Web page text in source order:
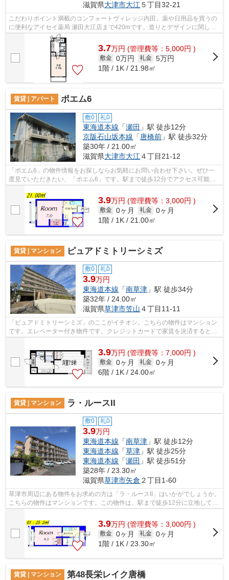
滋賀県大津市大江５丁目32-21
こだわりポイント満載のコンフォートヴィレッジ内田。薬や日用品を買うの
に便利なアイセイ薬局 瀬田大江店まで420mです。造りとデザインに関し
て、自信をもって情報を提供できるマンシ...
3.7万円 (管理費等：5,000円 )
敷金 0万円 礼金 5万円
1階 / 1K / 21.98㎡
賃貸 | アパート ポエム6
敷0 礼0
東海道本線 「瀬田 」駅 徒歩12分
京阪石山坂本線 「唐橋前 」駅 徒歩32分
築30年 / 21.00㎡
滋賀県大津市大江４丁目21-12
「ポエム6」の物件情報をお探しならお気軽にお問い合わせ下さい。ぜひ一
度見ていただきたい、「ポエム6」です。駅まで徒歩12分でアクセス可能な
3.9万円 (管理費等：3,000円 )
敷金 0ヶ月 礼金 0ヶ月
1階 / 1K / 21.00㎡
賃貸 | マンション ピュアドミトリーシミズ
敷0 礼0
3.9万円
東海道本線 「南草津 」駅 徒歩34分
築32年 / 24.00㎡
滋賀県草津市笠山 ４丁目11-11
「ピュアドミトリーシミズ」のここがイチオシ。こちらの物件はマンション
です。エレベーター付き物件です。クレジットカードで家賃を決済すると、
3.9万円 (管理費等：7,000円 )
敷金 0ヶ月 礼金 0ヶ月
6階 / 1K / 24.00㎡
賃貸 | マンション ラ・ルースII
敷0 礼0
3.9万円
東海道本線 「南草津 」駅 徒歩12分
東海道本線 「草津 」駅 徒歩25分
東海道本線 「瀬田 」駅 徒歩51分
築28年 / 23.30㎡
滋賀県草津市矢倉 ２丁目1-60
草津市周辺にある物件をお求めの方は「ラ・ルースII」はいかがでしょうか。
こちらの物件はマンションです。この物件は、駅まで徒歩12分に立地してい
3.9万円 (管理費等：3,000円 )
敷金 0ヶ月 礼金 0ヶ月
1階 / 1K / 23.30㎡
賃貸 | マンション 第48長栄レイク唐橋